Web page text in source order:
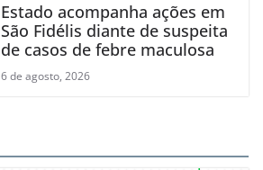
Estado acompanha ações em
São Fidélis diante de suspeita
de casos de febre maculosa
6 de agosto, 2026